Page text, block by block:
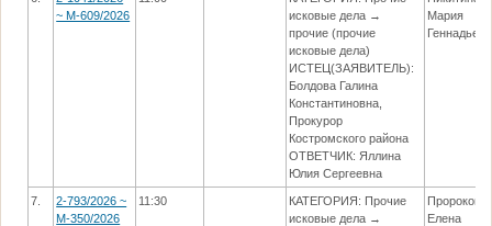
~ М-609/2026
исковые дела →
прочие (прочие
исковые дела)
ИСТЕЦ(ЗАЯВИТЕЛЬ):
Болдова Галина
Константиновна,
Прокурор
Костромского района
ОТВЕТЧИК: Яллина
Юлия Сергеевна
Мария
7.
2-793/2026 ~
М-350/2026
11:30
КАТЕГОРИЯ: Прочие
исковые дела →
Пророкова
Елена